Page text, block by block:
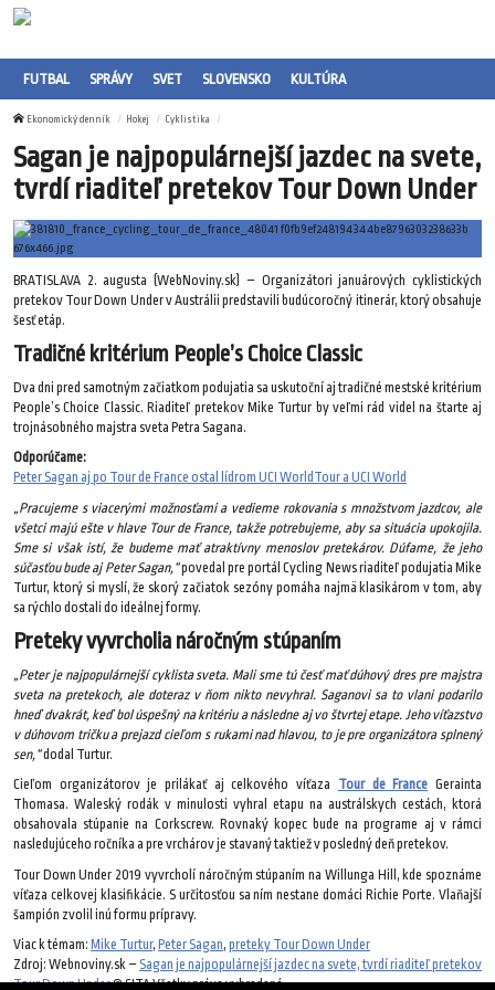
FUTBAL SPRÁVY SVET SLOVENSKO KULTÚRA
Ekonomický denník Hokej Cyklistika
Sagan je najpopulárnejší jazdec na svete,
tvrdí riaditeľ pretekov Tour Down Under
BRATISLAVA 2. augusta (WebNoviny.sk) – Organizátori januárových cyklistických
pretekov Tour Down Under v Austrálii predstavili budúcoročný itinerár, ktorý obsahuje
šesť etáp.
Tradičné kritérium People’s Choice Classic
Dva dni pred samotným začiatkom podujatia sa uskutoční aj tradičné mestské kritérium
People’s Choice Classic. Riaditeľ pretekov Mike Turtur by veľmi rád videl na štarte aj
trojnásobného majstra sveta Petra Sagana.
Odporúčame:
Peter Sagan aj po Tour de France ostal lídrom UCI WorldTour a UCI World
„Pracujeme s viacerými možnosťami a vedieme rokovania s množstvom jazdcov, ale
všetci majú ešte v hlave Tour de France, takže potrebujeme, aby sa situácia upokojila.
Sme si však istí, že budeme mať atraktívny menoslov pretekárov. Dúfame, že jeho
súčasťou bude aj Peter Sagan,“povedal pre portál Cycling News riaditeľ podujatia Mike
Turtur, ktorý si myslí, že skorý začiatok sezóny pomáha najmä klasikárom v tom, aby
sa rýchlo dostali do ideálnej formy.
Preteky vyvrcholia náročným stúpaním
„Peter je najpopulárnejší cyklista sveta. Mali sme tú česť mať dúhový dres pre majstra
sveta na pretekoch, ale doteraz v ňom nikto nevyhral. Saganovi sa to vlani podarilo
hneď dvakrát, keď bol úspešný na kritériu a následne aj vo štvrtej etape. Jeho víťazstvo
v dúhovom tričku a prejazd cieľom s rukami nad hlavou, to je pre organizátora splnený
sen,“dodal Turtur.
Cieľom organizátorov je prilákať aj celkového víťaza Tour de France Gerainta
Thomasa. Waleský rodák v minulosti vyhral etapu na austrálskych cestách, ktorá
obsahovala stúpanie na Corkscrew. Rovnaký kopec bude na programe aj v rámci
nasledujúceho ročníka a pre vrchárov je stavaný taktiež v posledný deň pretekov.
Tour Down Under 2019 vyvrcholí náročným stúpaním na Willunga Hill, kde spoznáme
víťaza celkovej klasifikácie. S určitosťou sa ním nestane domáci Richie Porte. Vlaňajší
šampión zvolil inú formu prípravy.
Viac k témam: Mike Turtur, Peter Sagan, preteky Tour Down Under
Zdroj: Webnoviny.sk –Sagan je najpopulárnejší jazdec na svete, tvrdí riaditeľ pretekov
Tour Down Under© SITA Všetky práva vyhradené.